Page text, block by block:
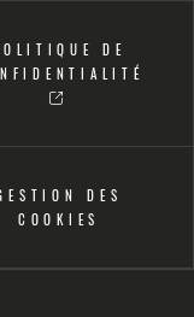
DE
DES
COOKIES